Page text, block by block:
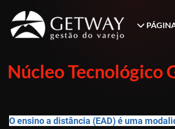
Núcleo Tecnológico
O ensino a distância (EAD) é uma